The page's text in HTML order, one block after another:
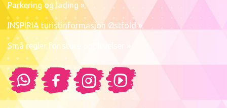
Parkering og lading »
INSPIRIA turistinformasjon Østfold »
Små regler for store opplevelser »